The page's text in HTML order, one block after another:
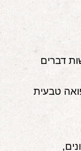
דברים
טבעית